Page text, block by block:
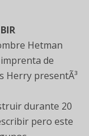
Hetman
de
Herry presentÃ³
durante 20
pero este